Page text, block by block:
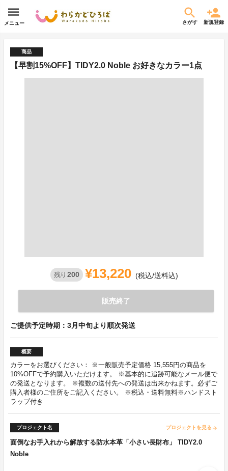
メニュー さがす 新規登録
商品
【早割15%OFF】TIDY2.0 Noble お好きなカラー1点
残り 200 ¥13,220 (税込/送料込)
販売終了
ご提供予定時期：3月中旬より順次発送
概要
カラーをお選びください： ※一般販売予定価格 15,555円の商品を
10%OFFで予約購入いただけます。 ※基本的に追跡可能なメール便で
の発送となります。 ※複数の送付先への発送は出来かねます。必ずご
購入者様のご住所をご記入ください。 ※税込・送料無料※ハンドスト
ラップ付き
プロジェクト名 プロジェクトを見る arrow_forward
面倒なお手入れから解放する防水本革「小さい長財布」 TIDY2.0
Noble